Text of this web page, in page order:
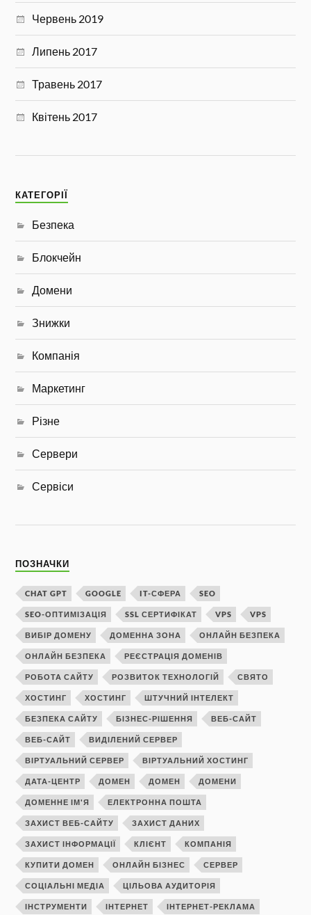
Червень 2019
Липень 2017
Травень 2017
Квітень 2017
КАТЕГОРІЇ
Безпека
Блокчейн
Домени
Знижки
Компанія
Маркетинг
Різне
Сервери
Сервіси
ПОЗНАЧКИ
CHAT GPT GOOGLE IT-СФЕРА SEO
SEO-ОПТИМІЗАЦІЯ SSL СЕРТИФІКАТ VPS VPS
ВИБІР ДОМЕНУ ДОМЕННА ЗОНА ОНЛАЙН БЕЗПЕКА
ОНЛАЙН БЕЗПЕКА РЕЄСТРАЦІЯ ДОМЕНІВ
РОБОТА САЙТУ РОЗВИТОК ТЕХНОЛОГІЙ СВЯТО
ХОСТИНГ ХОСТИНГ ШТУЧНИЙ ІНТЕЛЕКТ
БЕЗПЕКА САЙТУ БІЗНЕС-РІШЕННЯ ВЕБ-САЙТ
ВЕБ-САЙТ ВИДІЛЕНИЙ СЕРВЕР
ВІРТУАЛЬНИЙ СЕРВЕР ВІРТУАЛЬНИЙ ХОСТИНГ
ДАТА-ЦЕНТР ДОМЕН ДОМЕН ДОМЕНИ
ДОМЕННЕ ІМ'Я ЕЛЕКТРОННА ПОШТА
ЗАХИСТ ВЕБ-САЙТУ ЗАХИСТ ДАНИХ
ЗАХИСТ ІНФОРМАЦІЇ КЛІЄНТ КОМПАНІЯ
КУПИТИ ДОМЕН ОНЛАЙН БІЗНЕС СЕРВЕР
СОЦІАЛЬНІ МЕДІА ЦІЛЬОВА АУДИТОРІЯ
ІНСТРУМЕНТИ ІНТЕРНЕТ ІНТЕРНЕТ-РЕКЛАМА